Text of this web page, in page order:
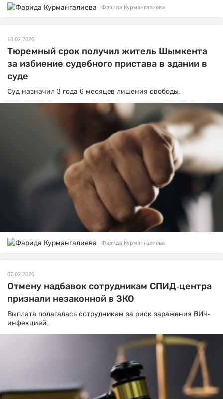
Фарида Курмангалиева
18.02.2026
Тюремный срок получил житель Шымкента
за избиение судебного пристава в здании в
суде
Суд назначил 3 года 6 месяцев лишения свободы.
Фарида Курмангалиева
07.02.2026
Отмену надбавок сотрудникам СПИД-центра
признали незаконной в ЗКО
Выплата полагалась сотрудникам за риск заражения ВИЧ-
инфекцией.